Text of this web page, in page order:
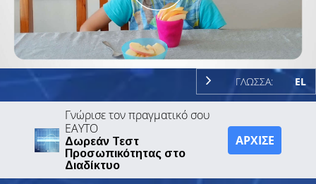
Video
ΓΛΩΣΣΑ: EL
Γνώρισε τον πραγματικό σου
ΕΑΥΤΟ
Δωρεάν Τεστ
Προσωπικότητας στο
Διαδίκτυο
ΑΡΧΙΣΕ